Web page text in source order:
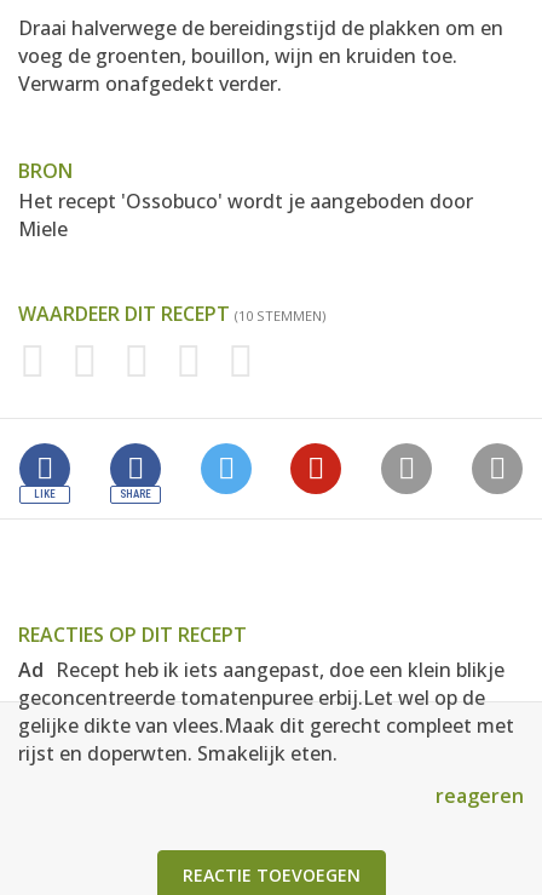
Draai halverwege de bereidingstijd de plakken om en
voeg de groenten, bouillon, wijn en kruiden toe.
Verwarm onafgedekt verder.
BRON
Het recept 'Ossobuco' wordt je aangeboden door
Miele
WAARDEER DIT RECEPT (10 STEMMEN)
REACTIES OP DIT RECEPT
Ad Recept heb ik iets aangepast, doe een klein blikje
geconcentreerde tomatenpuree erbij.Let wel op de
gelijke dikte van vlees.Maak dit gerecht compleet met
rijst en doperwten. Smakelijk eten.
reageren
REACTIE TOEVOEGEN